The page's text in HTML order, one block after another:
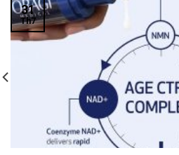
31
Th7